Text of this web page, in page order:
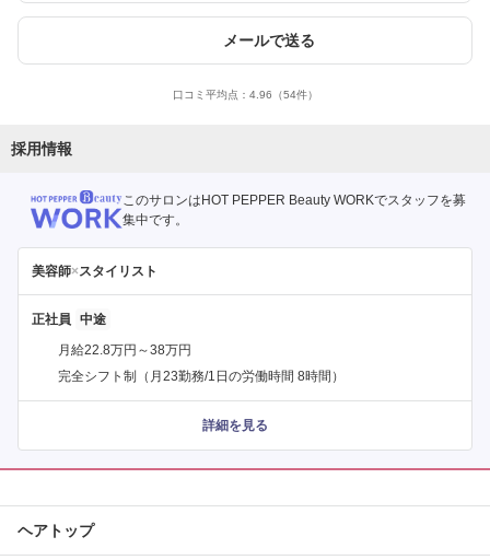
メールで送る
口コミ平均点： 4.96 （54件）
採用情報
このサロンはHOT PEPPER Beauty WORKでスタッフを募
集中です。
美容師× スタイリスト
正社員
月給22.8万円～38万円
完全シフト制（月23勤務/1日の労働時間 8時間）
詳細を見る
ヘアトップ